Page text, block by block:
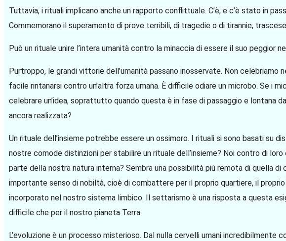
Tuttavia, i rituali implicano anche un rapporto conflittuale. C’è, e c’è stato in
Commemorano il superamento di prove terribili, di tragedie o di tirannie;
Può un rituale unire l’intera umanità contro la minaccia di essere il suo peggior
Purtroppo, le grandi vittorie dell’umanità passano inosservate. Non
facile rintanarsi contro un’altra forza umana. È difficile odiare un microbo. Se i
celebrare un’idea, soprattutto quando questa è in fase di passaggio e lontana
ancora realizzata?
Un rituale dell’insieme potrebbe essere un ossimoro. I rituali si sono basati su
nostre comode distinzioni per stabilire un rituale dell’insieme? Noi contro di
parte della nostra natura interna? Sembra una possibilità più remota di quella
importante senso di nobiltà, cioè di combattere per il proprio quartiere, il
incorporato nel nostro sistema limbico. Il settarismo è una risposta a questa
difficile che per il nostro pianeta Terra.
L’evoluzione è un processo misterioso. Dal nulla cervelli umani incredibilmente